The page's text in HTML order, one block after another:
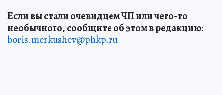
Если вы стали очевидцем ЧП или чего-то
необычного, сообщите об этом в редакцию:
boris.merkushev@phkp.ru